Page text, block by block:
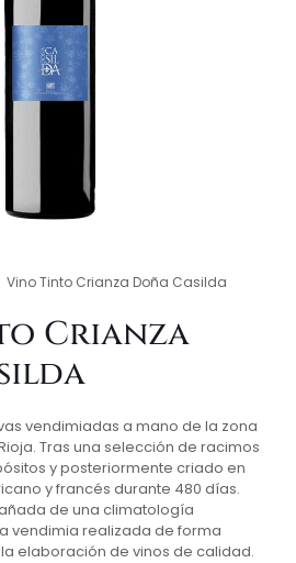
Vino Tinto Crianza Doña Casilda
Crianza
vendimiadas a mano de la zona
Tras una selección de racimos
y posteriormente criado en
y francés durante 480 días.
de una climatología
vendimia realizada de forma
elaboración de vinos de calidad.